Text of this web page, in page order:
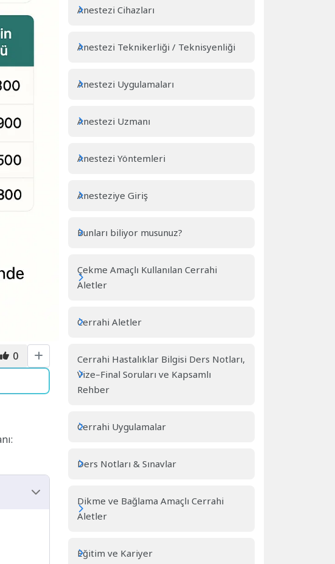
0
Anestezi Cihazları
Anestezi Teknikerliği / Teknisyenliği
Anestezi Uygulamaları
Anestezi Uzmanı
Anestezi Yöntemleri
Anesteziye Giriş
Bunları biliyor musunuz?
Çekme Amaçlı Kullanılan Cerrahi
Aletler
Cerrahi Aletler
Cerrahi Hastalıklar Bilgisi Ders Notları,
Vize–Final Soruları ve Kapsamlı
Rehber
Cerrahi Uygulamalar
Ders Notları & Sınavlar
Dikme ve Bağlama Amaçlı Cerrahi
Aletler
Eğitim ve Kariyer